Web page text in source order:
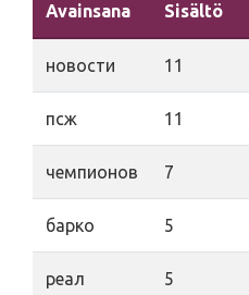
Avainsana Sisältö
новости 11
псж 11
чемпионов 7
барко 5
реал 5